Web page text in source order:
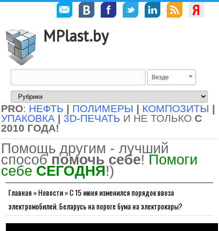
MPlast.by
Везде
PRO: НЕФТЬ | ПОЛИМЕРЫ | КОМПОЗИТЫ |
УПАКОВКА | 3D-ПЕЧАТЬ И НЕ ТОЛЬКО С
2010 ГОДА!
Помощь другим - лучший
способ помочь себе! Помоги
себе СЕГОДНЯ!)
Главная »Новости»С 15 июня изменился порядок ввоза
электромобилей. Беларусь на пороге бума на электрокары?